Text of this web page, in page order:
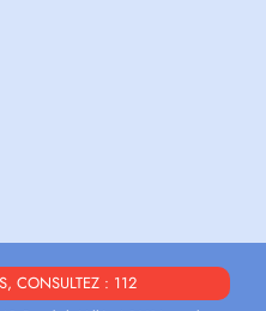
CONSULTEZ : 112